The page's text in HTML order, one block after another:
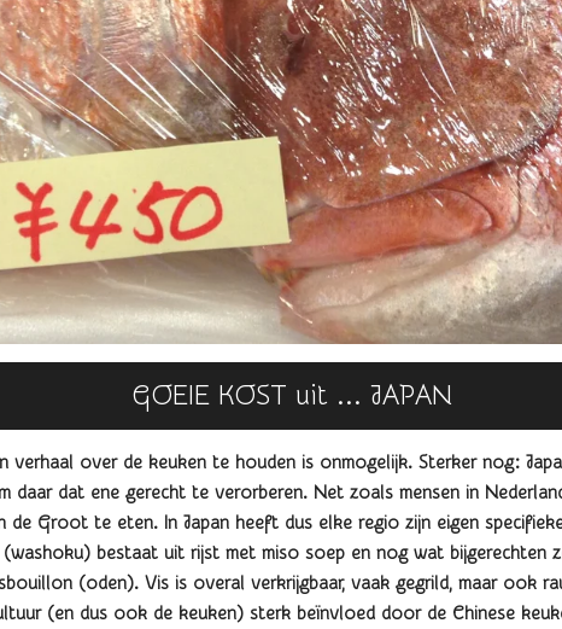
GOEIE KOST uit ... JAPAN
verhaal over de keuken te houden is onmogelijk. Sterker nog:
daar dat ene gerecht te verorberen. Net zoals mensen in
de Groot te eten. In Japan heeft dus elke regio zijn eigen
bestaat uit rijst met miso soep en nog wat bijgerechten
(oden). Vis is overal verkrijgbaar, vaak gegrild, maar ook
(en dus ook de keuken) sterk beïnvloed door de Chinese